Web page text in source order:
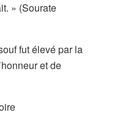
» (Sourate
fut élevé par la
et de